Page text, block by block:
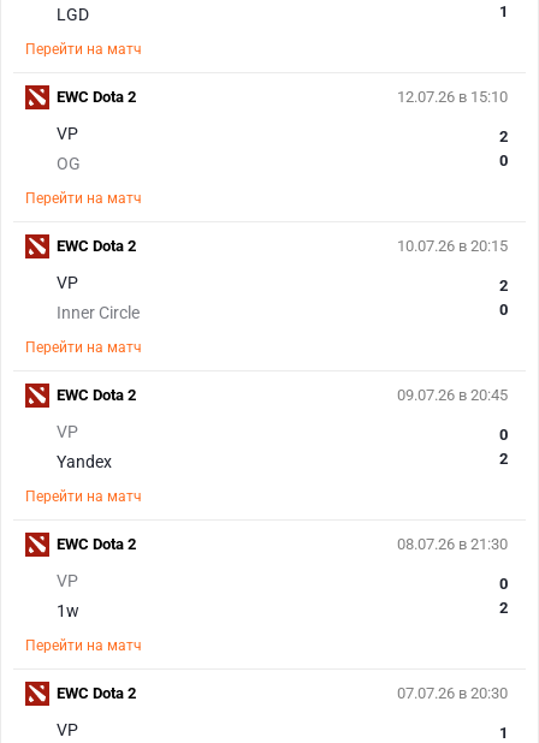
LGD
1
Перейти на матч
12.07.26 в 15:10
VP
OG
2
0
Перейти на матч
EWC Dota 2
10.07.26 в 20:15
VP
Inner Circle
2
0
Перейти на матч
EWC Dota 2
09.07.26 в 20:45
VP
Yandex
0
2
Перейти на матч
EWC Dota 2
08.07.26 в 21:30
VP
1w
0
2
Перейти на матч
EWC Dota 2
07.07.26 в 20:30
VP
1
EWC Dota 2